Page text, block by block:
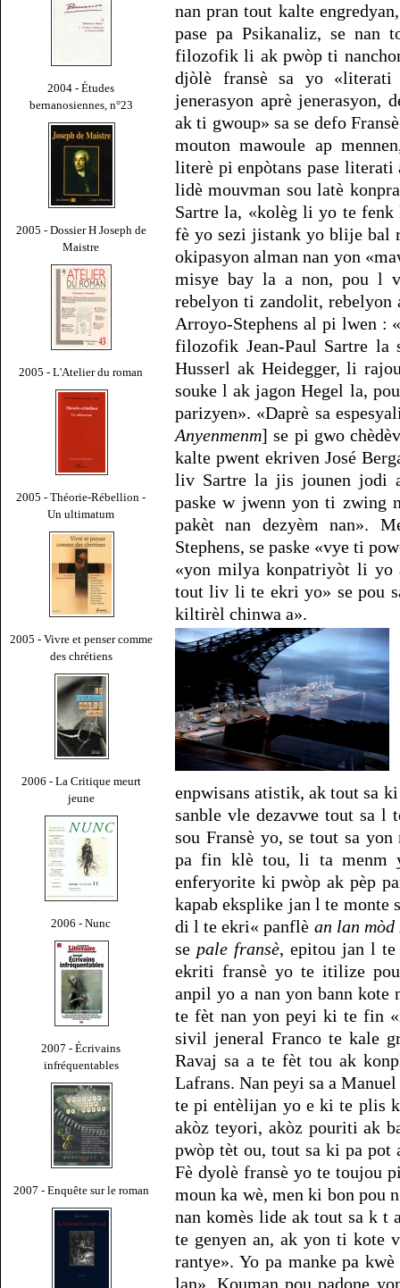
2004 - Études
bernanosiennes, n°23
2005 - Dossier H Joseph de
Maistre
2005 - L'Atelier du roman
2005 - Théorie-Rébellion -
Un ultimatum
2005 - Vivre et penser comme
des chrétiens
2006 - La Critique meurt
jeune
2006 - Nunc
2007 - Écrivains
infréquentables
2007 - Enquête sur le roman
nan pran tout kalte
pase pa Psikanaliz, se nan
filozofik li ak pwòp ti
djòlè fransè sa yo
jenerasyon aprè jenerasyon,
ak ti gwoup» sa se defo
mouton mawoule ap
literè pi enpòtans pase literati
lidè mouvman sou latè
Sartre la, «kolèg li yo te fenk
fè yo sezi jistank yo blije bal
okipasyon alman nan yon
misye bay la a non, pou l
rebelyon ti zandolit, rebelyon
Arroyo-Stephens al pi lwen :
filozofik Jean-Paul Sartre
Husserl ak Heidegger, li
souke l ak jagon Hegel la,
parizyen». «Daprè sa
Anyenmenm] se pi gwo
kalte pwent ekriven José
liv Sartre la jis jounen jodi
paske w jwenn yon ti zwing
pakèt nan dezyèm nan».
Stephens, se paske «vye ti
«yon milya konpatriyòt li
tout liv li te ekri yo» se pou
kiltirèl chinwa a».
enpwisans atistik, ak tout sa
sanble vle dezavwe tout sa l
sou Fransè yo, se tout sa
pa fin klè tou, li ta menm
enferyorite ki pwòp ak pèp
kapab eksplike jan l te monte
di l te ekri« panflè an lan mòd
se pale fransè, epitou jan l te
ekriti fransè yo te itilize
anpil yo a nan yon bann
te fèt nan yon peyi ki te fin
sivil jeneral Franco te kale
Ravaj sa a te fèt tou ak
Lafrans. Nan peyi sa a
te pi entèlijan yo e ki te plis
akòz teyori, akòz pouriti ak
pwòp tèt ou, tout sa ki pa pot
Fè dyolè fransè yo te toujou
moun ka wè, men ki bon pou
nan komès lide ak tout sa k t
te genyen an, ak yon ti kote
rantye». Yo pa manke pa
lan». Kouman pou padone